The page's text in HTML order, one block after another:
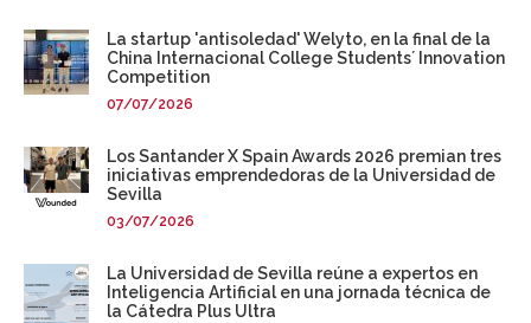
La startup 'antisoledad' Welyto, en la final de la
China Internacional College Students´ Innovation
Competition
07/07/2026
Los Santander X Spain Awards 2026 premian tres
iniciativas emprendedoras de la Universidad de
Sevilla
03/07/2026
La Universidad de Sevilla reúne a expertos en
Inteligencia Artificial en una jornada técnica de
la Cátedra Plus Ultra